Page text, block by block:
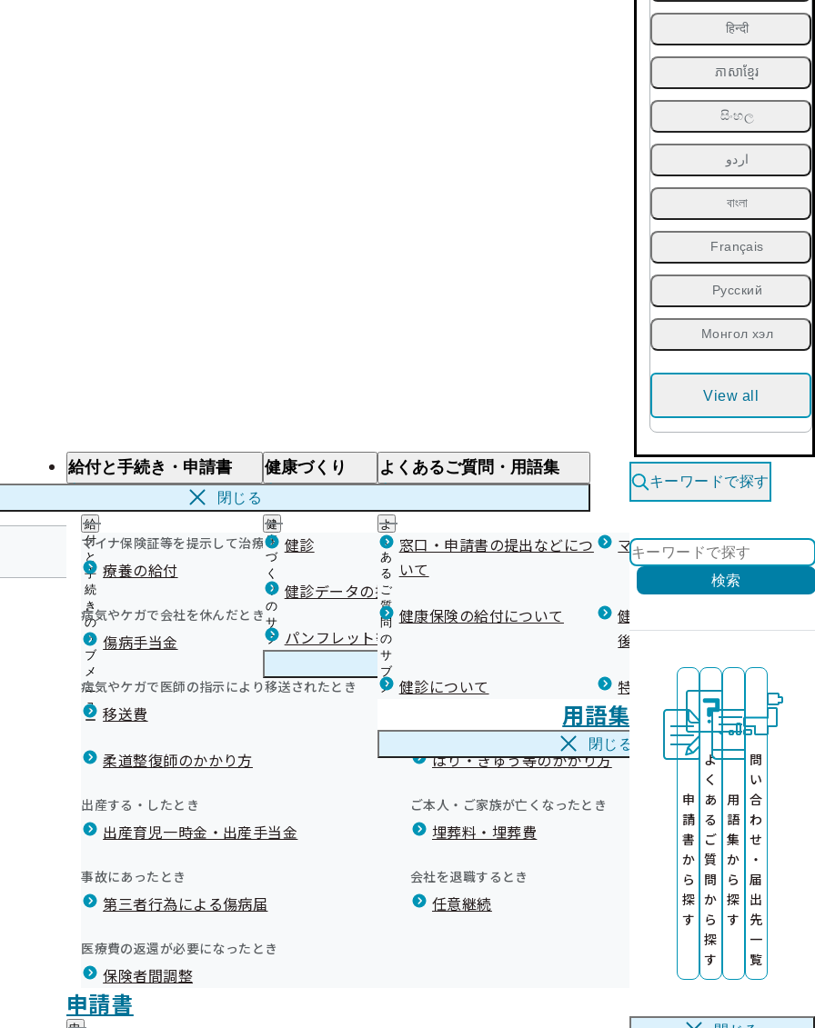
हिन्दी
ភាសាខ្មែរ
සිංහල
اردو
বাংলা
Français
Русский
Монгол хэл
View all
給付と手続き・申請書
給付と手続き
給
付
と
手
続
き
の
サ
ブ
メ
ニ
ュ
ー
マイナ保険証等を提示して治療を受けるとき
療養の給付
医療費が高額になりそう・なったとき
限度額適用認定・高額療養費・高額介護合算
病気やケガで会社を休んだとき
傷病手当金
医療費の全額を負担したとき
病気やケガで医師の指示により移送されたとき
移送費
海外で急な病気にかかり治療を受けたとき
柔道整復師のかかり方 はり・きゅう等のかかり方
出産する・したとき
出産育児一時金・出産手当金
ご本人・ご家族が亡くなったとき
埋葬料・埋葬費
事故にあったとき
第三者行為による傷病届
会社を退職するとき
任意継続
医療費の返還が必要になったとき
保険者間調整
申請書
健康づくり
健
康
づ
く
り
の
サ
ブ
メ
ュ
健診 健診を受けた後の健康づくり
健診データの提供について 健康宣言（コラボヘルス）
パンフレット等（広報） 健康づくりコラム
よくあるご質問・用語集
よ
く
あ
る
ご
質
問
の
サ
ブ
メ
窓口・申請書の提出などにつ
いて
マイナ保険証等関連について
健康保険の給付について
健康保険任意継続制度（退職
後の健康保険）について
健診について 特定保健指導について
用語集
閉じる
閉じる
キーワードで探す
検索
申
請
書
か
ら
探
す
よ
く
あ
る
ご
質
問
か
ら
探
す
用
語
集
か
ら
探
す
問
い
合
わ
せ
・
届
出
先
一
覧
兵庫支部
兵庫支部からのお知らせ
兵庫支部の健診・保健指導のご案内
兵
の
【ご本人】生活習慣病予防健診・人間ドック健診のご案内
【ご本人】定期健康診断（事業者健診）結果の提供についてのお願い
【ご本人】RIZAPで特定保健指導を受けることができます
【ご本人】お近くのドラッグストア・調剤薬局で特定保健指導を受ける
ことができます
【ご家族】特定健診のご案内
【健診・保健指導実施機関様向け】様式ダウンロード
「生活習慣病予防健診実施機関」および「特定保健指導業務委託機関」
「被保険者に対する店舗型特定保健指導業務」委託機関の募集について
令和8年度 受診者の自己負担が無料となる特定健診・特定保健指導の個
別契約機関の公募について
特定健診の受診勧奨業務の外部委託について
生活習慣病予防健診及び人間ドック健診利用勧奨に係る外部委託につい
て
事業者健診結果データ取得勧奨業務等の委託について
康
健康保険委員研修会
健康保険事務に役立つ“健康保険委員”に登録しましょう！
広報紙「健保委員つうしん」
健康づくり
健康づくりに関するお役立ち動画を掲載しています
健診後のフォロー（受診勧奨）で従業員を守りましょう
兵庫支部データヘルス計画
健康づくりチャレンジ企業アワード
令和8年度 メンタルヘルスセミナーの配信を開始しました！
令和8年度 健康経営セミナーを開催します！
心と体の健康づくりセミナー（若手従業員対象）のご案内
4コマレシピ
協会けんぽからのお知らせ（納入告知書同封リーフレット）
上手な医療のかかり方 ～ちょっとだけ考えてみよう 時間外受診～
インセンティブ制度
事業所ご担当者様へ 新様式版 傷病手当金申請書の注意点について
被扶養者状況リストの送付方法等について
療養費等支給状況証明等について
オンライン資格確認等システムによる特定健康診査情報の提供について
ヴィッセル神戸のマスコットを使用した「ジェネリック医薬品希望シー
統計情報
兵庫支部について
所在地・連絡先
調達情報
採用情報
個人情報保護
地方自治体及び関係団体との連携協定
情報公開
評議会
事務処理誤り
情報公開
評議会 事務処理誤り
協会けんぽTOP
連絡先・アクセス